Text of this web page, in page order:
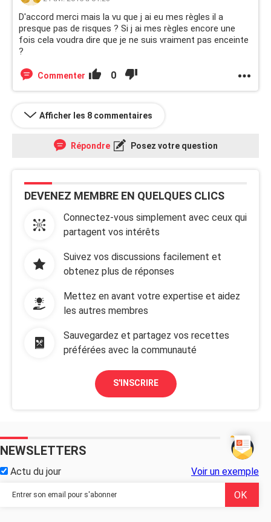
D'accord merci mais la vu que j ai eu mes règles il a
presque pas de risques ? Si j ai mes règles encore une
fois cela voudra dire que je ne suis vraiment pas enceinte
?
Commenter 0
Afficher les 8 commentaires
Répondre Posez votre question
DEVENEZ MEMBRE EN QUELQUES CLICS
Connectez-vous simplement avec ceux qui
partagent vos intérêts
Suivez vos discussions facilement et
obtenez plus de réponses
Mettez en avant votre expertise et aidez
les autres membres
Sauvegardez et partagez vos recettes
préférées avec la communauté
S'INSCRIRE
NEWSLETTERS
Actu du jour Voir un exemple